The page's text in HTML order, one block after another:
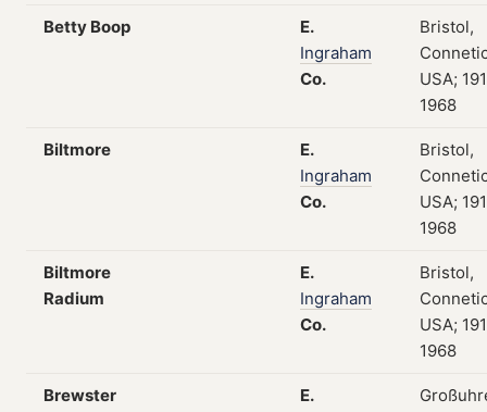
Betty Boop
E.
Ingraham
Co.
Bristol,
USA;
1968
Biltmore
E.
Ingraham
Co.
Bristol,
USA;
1968
Biltmore
Radium
E.
Ingraham
Co.
Bristol,
USA;
1968
Brewster
E.